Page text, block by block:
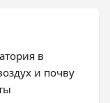
в
и почву